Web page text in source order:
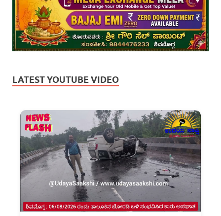
LATEST YOUTUBE VIDEO